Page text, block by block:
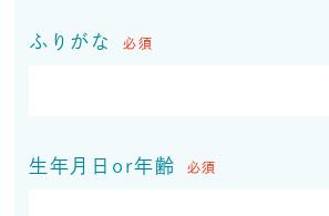
ふりがな 必須
生年月日or年齢 必須